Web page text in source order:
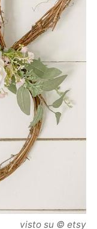
visto su © etsy